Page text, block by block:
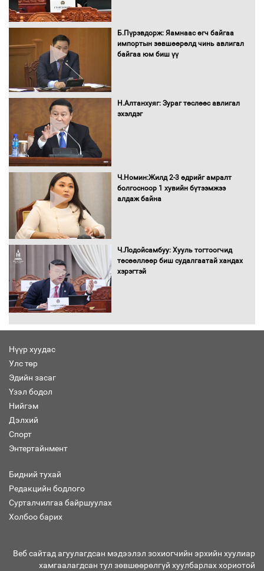
орчныг бүрдүүллээ
баримт
Б.Пүрэвдорж: Яамнаас өгч байгаа
импортын зөвшөөрөлд чинь авлигал
байгаа юм биш үү
Н.Алтанхуяг: Зураг төслөөс авлигал
эхэлдэг
Ч.Номин:Жилд 2-3 өдрийг амралт
болгосноор 1 хувийн бүтээмжээ
алдаж байна
Ч.Лодойсамбуу: Хууль тогтоогчид
төсөөллөөр биш судалгаатай хандах
хэрэгтэй
Нүүр хуудас
Улс төр
Эдийн засаг
Үзэл бодол
Нийгэм
Дэлхий
Спорт
Энтертайнмент
Бидний тухай
Редакцийн бодлого
Сурталчилгаа байршуулах
Холбоо барих
Веб сайтад агуулагдсан мэдээлэл зохиогчийн эрхийн хуулиар
хамгаалагдсан тул зөвшөөрөлгүй хуулбарлах хориотой